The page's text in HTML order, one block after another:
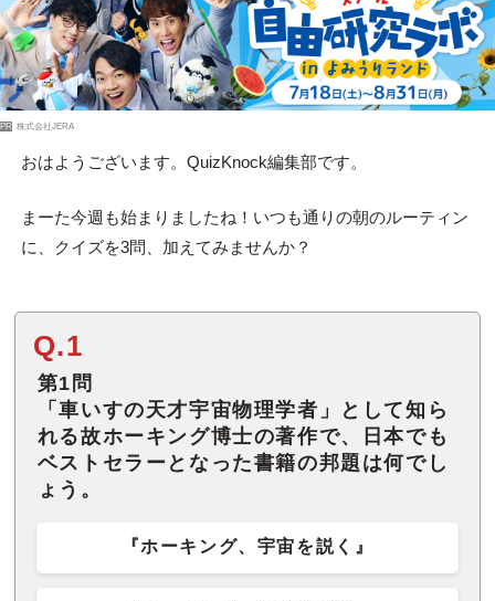
PR 株式会社JERA
おはようございます。QuizKnock編集部です。
まーた今週も始まりましたね！いつも通りの朝のルーティン
に、クイズを3問、加えてみませんか？
Q.1
第1問
「車いすの天才宇宙物理学者」として知ら
れる故ホーキング博士の著作で、日本でも
ベストセラーとなった書籍の邦題は何でし
ょう。
『ホーキング、宇宙を説く』